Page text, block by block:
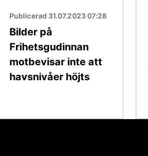
Publicerad 31.07.2023 07:28
Bilder på
Frihetsgudinnan
motbevisar inte att
havsnivåer höjts